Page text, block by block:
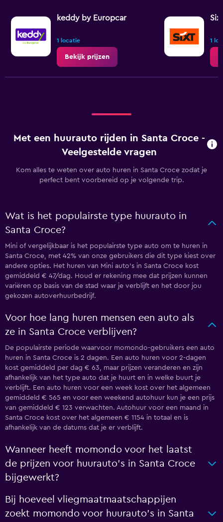
keddy by Europcar
1 locatie
Bekijk prijzen
Sixt
1
Met een huurauto rijden in Santa Croce -
Veelgestelde vragen
Kom alles te weten over auto huren in Santa Croce zodat je
perfect bent voorbereid op je volgende trip.
Wat is het populairste type huurauto in
Santa Croce?
Mini of vergelijkbaar is het populairste type auto om te huren in
Santa Croce, met 42% van onze gebruikers die dit type kiest over
andere opties. Het huren van Mini auto's in Santa Croce kost
gemiddeld € 47/dag. Houd er rekening mee dat prijzen kunnen
variëren op basis van de stad waar je verblijft en het door jou
gekozen autoverhuurbedrijf.
Voor hoe lang huren mensen een auto als
ze in Santa Croce verblijven?
De populairste periode waarvoor momondo-gebruikers een auto
huren in Santa Croce is 2 dagen. Een auto huren voor 2-dagen
kost gemiddeld per dag € 63, maar prijzen veranderen en zijn
afhankelijk van het type auto dat je huurt en in welke buurt je
verblijft. Een auto huren voor een week kost over het algemeen
gemiddeld € 565 en voor een weekend autohuur kun je een prijs
van gemiddeld € 123 verwachten. Autohuur voor een maand in
Santa Croce kost over het algemeen € 1154 in totaal en is
afhankelijk van de datums dat je er verblijft.
Wanneer heeft momondo voor het laatst
de prijzen voor huurauto's in Santa Croce
bijgewerkt?
Bij hoeveel vliegmaatmaatschappijen
zoekt momondo voor huurauto's in Santa